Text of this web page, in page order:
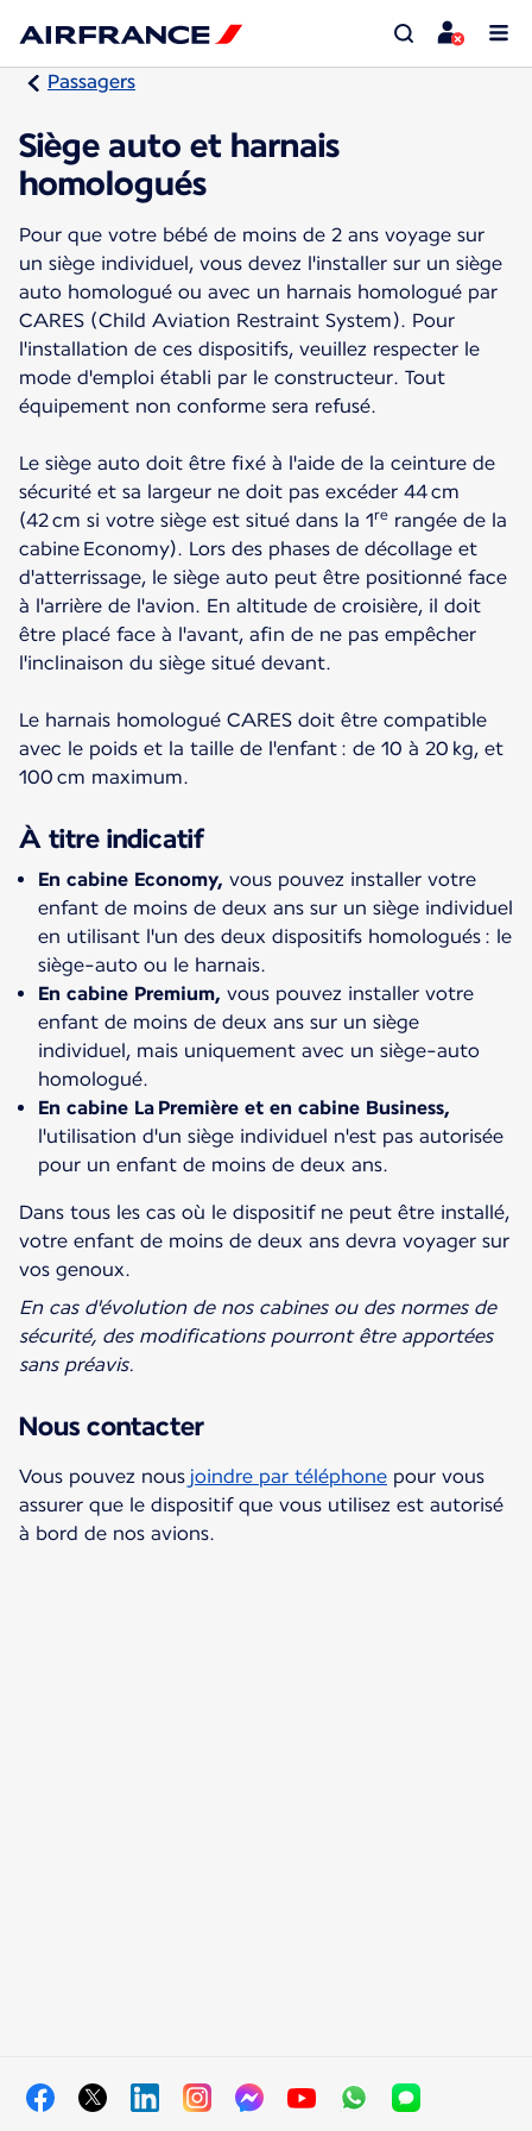
Passagers
Siège auto et harnais
homologués
Pour que votre bébé de moins de 2 ans voyage sur
un siège individuel, vous devez l'installer sur un siège
auto homologué ou avec un harnais homologué par
CARES (Child Aviation Restraint System). Pour
l'installation de ces dispositifs, veuillez respecter le
mode d'emploi établi par le constructeur. Tout
équipement non conforme sera refusé.
Le siège auto doit être fixé à l'aide de la ceinture de
sécurité et sa largeur ne doit pas excéder 44 cm
(42 cm si votre siège est situé dans la 1re rangée de la
cabine Economy). Lors des phases de décollage et
d'atterrissage, le siège auto peut être positionné face
à l'arrière de l'avion. En altitude de croisière, il doit
être placé face à l'avant, afin de ne pas empêcher
l'inclinaison du siège situé devant.
Le harnais homologué CARES doit être compatible
avec le poids et la taille de l'enfant : de 10 à 20 kg, et
100 cm maximum.
À titre indicatif
En cabine Economy, vous pouvez installer votre
enfant de moins de deux ans sur un siège individuel
en utilisant l'un des deux dispositifs homologués : le
siège-auto ou le harnais.
En cabine Premium, vous pouvez installer votre
enfant de moins de deux ans sur un siège
individuel, mais uniquement avec un siège-auto
homologué.
En cabine La Première et en cabine Business,
l'utilisation d'un siège individuel n'est pas autorisée
pour un enfant de moins de deux ans.
Dans tous les cas où le dispositif ne peut être installé,
votre enfant de moins de deux ans devra voyager sur
vos genoux.
En cas d'évolution de nos cabines ou des normes de
sécurité, des modifications pourront être apportées
sans préavis.
Nous contacter
Vous pouvez nous joindre par téléphone pour vous
assurer que le dispositif que vous utilisez est autorisé
à bord de nos avions.